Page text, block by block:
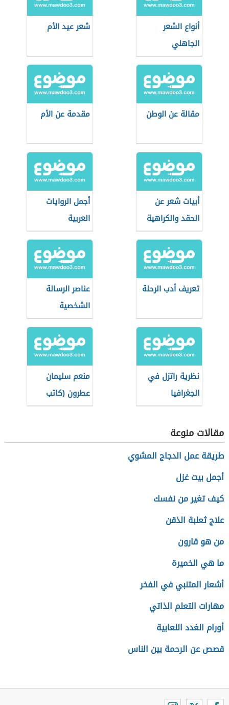
أنواع الشعر
الجاهلي
شعر عيد الأم
مقالة عن الوطن مقدمة عن الأم
أبيات شعر عن
الحقد والكراهية
أجمل الروايات
العربية
تعريف أدب الرحلة
عناصر الرسالة
الشخصية
نظرية راتزل في
الجغرافيا
السياسية
منعم سليمان
عطرون (كاتب
وباحث ومفكر
مقالات منوعة
طريقة عمل الدجاج المشوي
أجمل بيت غزل
كيف تغير من نفسك
علاج ثعلبة الذقن
من هو قارون
ما هي الخميرة
أشعار المتنبي في الفخر
مهارات التعلم الذاتي
أورام الغدد اللعابية
قصص عن الرحمة بين الناس